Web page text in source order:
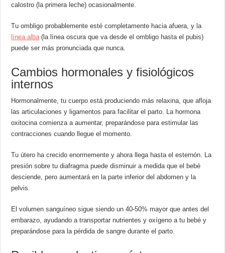
calostro (la primera leche) ocasionalmente.
Tu ombligo probablemente esté completamente hacia afuera, y la
línea alba (la línea oscura que va desde el ombligo hasta el pubis)
puede ser más pronunciada que nunca.
Cambios hormonales y fisiológicos
internos
Hormonalmente, tu cuerpo está produciendo más relaxina, que afloja
las articulaciones y ligamentos para facilitar el parto. La hormona
oxitocina comienza a aumentar, preparándose para estimular las
contracciones cuando llegue el momento.
Tu útero ha crecido enormemente y ahora llega hasta el esternón. La
presión sobre tu diafragma puede disminuir a medida que el bebé
desciende, pero aumentará en la parte inferior del abdomen y la
pelvis.
El volumen sanguíneo sigue siendo un 40-50% mayor que antes del
embarazo, ayudando a transportar nutrientes y oxígeno a tu bebé y
preparándose para la pérdida de sangre durante el parto.